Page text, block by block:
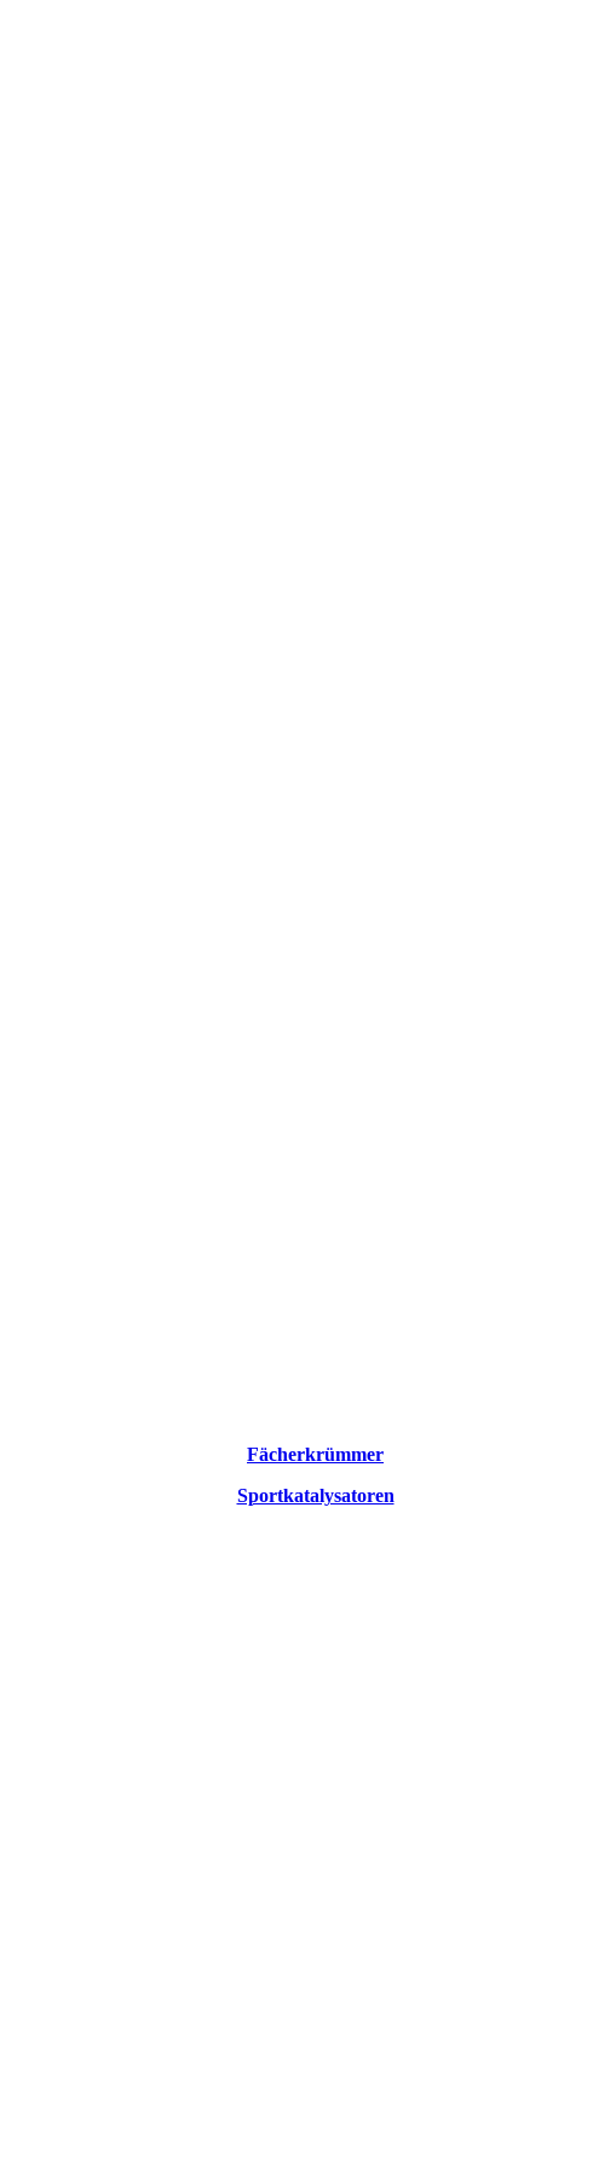
Fächerkrümmer
Sportkatalysatoren